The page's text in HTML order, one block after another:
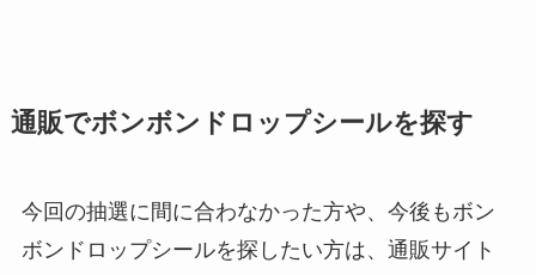
通販でボンボンドロップシールを探す
今回の抽選に間に合わなかった方や、今後もボン
ボンドロップシールを探したい方は、通販サイト